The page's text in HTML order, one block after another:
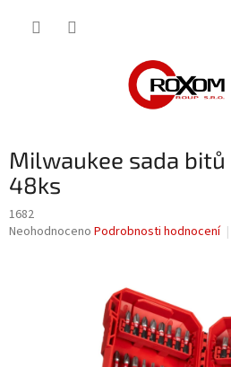
Milwaukee sada bitů
48ks
1682
Průměrné
Neohodnoceno Podrobnosti hodnocení